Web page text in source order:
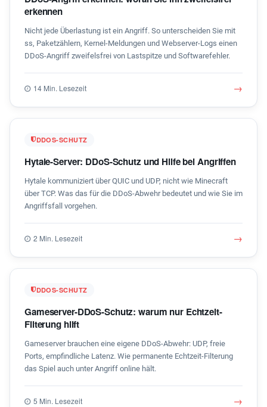
erkennen
Nicht jede Überlastung ist ein Angriff. So unterscheiden Sie mit
ss, Paketzählern, Kernel-Meldungen und Webserver-Logs einen
DDoS-Angriff zweifelsfrei von Lastspitze und Softwarefehler.
14 Min. Lesezeit →
DDOS-SCHUTZ
Hytale-Server: DDoS-Schutz und Hilfe bei Angriffen
Hytale kommuniziert über QUIC und UDP, nicht wie Minecraft
über TCP. Was das für die DDoS-Abwehr bedeutet und wie Sie im
Angriffsfall vorgehen.
2 Min. Lesezeit →
DDOS-SCHUTZ
Gameserver-DDoS-Schutz: warum nur Echtzeit-
Filterung hilft
Gameserver brauchen eine eigene DDoS-Abwehr: UDP, freie
Ports, empfindliche Latenz. Wie permanente Echtzeit-Filterung
das Spiel auch unter Angriff online hält.
5 Min. Lesezeit →